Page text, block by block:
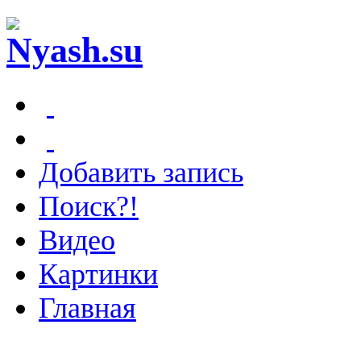
Добавить запись
Поиск?!
Видео
Картинки
Главная